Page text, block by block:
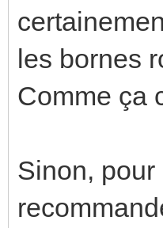
les bornes
Comme ça
Sinon,